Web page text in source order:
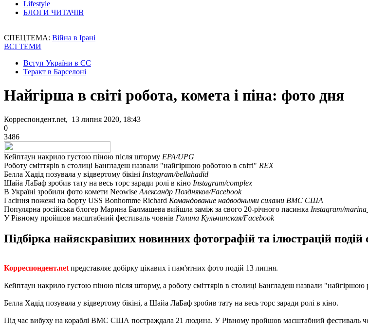
Lifestyle
БЛОГИ ЧИТАЧІВ
СПЕЦТЕМА: Війна в Ірані
ВСІ ТЕМИ
Вступ України в ЄС
Теракт в Барселоні
Найгірша в світі робота, комета і піна: фото дня
Корреспондент.net, 13 липня 2020, 18:43
0
3486
Кейптаун накрило густою піною після шторму EPA/UPG
Роботу сміттярів в столиці Бангладеш назвали "найгіршою роботою в світі" REX
Белла Хадід позувала у відвертому бікіні Instagram/bellahadid
Шайа ЛаБаф зробив тату на весь торс заради ролі в кіно Instagram/complex
В Україні зробили фото комети Neowise Александр Поздняков/Facebook
Гасіння пожежі на борту USS Bonhomme Richard Командование надводными силами ВМС США
Популярна російська блогер Марина Балмашева вийшла заміж за свого 20-річного пасинка Instagram/
У Рівному пройшов масштабний фестиваль човнів Галина Кульчинская/Facebook
Підбірка найяскравіших новинних фотографій та ілюстрацій
Корреспондент.net представляє добірку цікавих і пам'ятних фото подій 13 липня.
Кейптаун накрило густою піною після шторму, а роботу сміттярів в столиці Бангладеш назвали "найгіршою
Белла Хадід позувала у відвертому бікіні, а Шайа ЛаБаф зробив тату на весь торс заради ролі в кіно.
Під час вибуху на кораблі ВМС США постраждала 21 людина. У Рівному пройшов масштабний фестиваль